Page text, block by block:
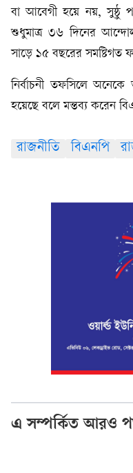
বা আবেগী হয়ে নয়, সুষ্ঠু
শুধুমাত্র ৩৬ দিনের
সাড়ে ১৫ বছরের সমষ্টিগত
নির্বাচনী তফসিলে অনেকে
হয়েছে বলে মন্তব্য করেন
রাজনীতি বিএনপি
এ সম্পর্কিত আরও